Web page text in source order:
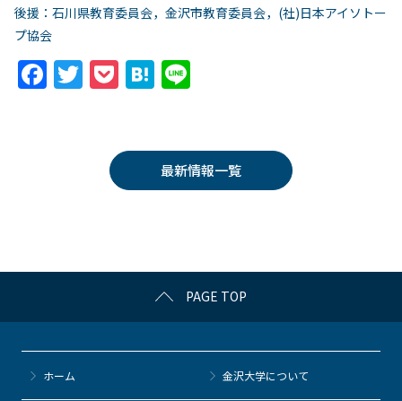
後援：石川県教育委員会，金沢市教育委員会，(社)日本アイソトー
プ協会
F
a
k
T
w
er
P
o
k
et
H
at
n
a
最新情報一覧
PAGE TOP
ホーム 金沢大学について